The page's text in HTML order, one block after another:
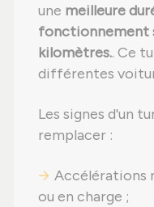
une meilleure
fonctionnement
kilomètres.. Ce
différentes
Les signes d'un
remplacer :
Accélérations
ou en charge ;